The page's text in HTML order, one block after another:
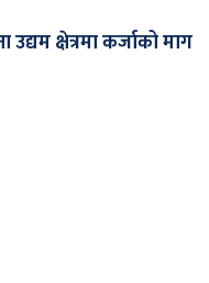
क्षेत्रमा कर्जाको माग